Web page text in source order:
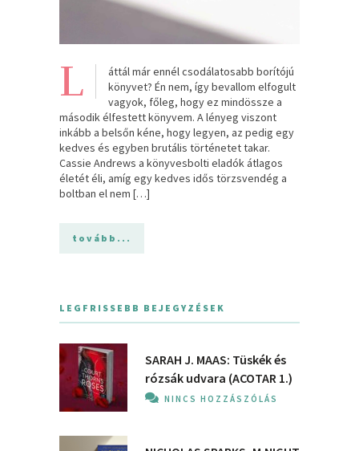
L
áttál már ennél csodálatosabb borítójú
könyvet? Én nem, így bevallom elfogult
vagyok, főleg, hogy ez mindössze a
második élfestett könyvem. A lényeg viszont
inkább a belsőn kéne, hogy legyen, az pedig egy
kedves és egyben brutális történetet takar.
Cassie Andrews a könyvesbolti eladók átlagos
életét éli, amíg egy kedves idős törzsvendég a
boltban el nem […]
tovább...
LEGFRISSEBB BEJEGYZÉSEK
SARAH J. MAAS: Tüskék és
rózsák udvara (ACOTAR 1.)
NINCS HOZZÁSZÓLÁS